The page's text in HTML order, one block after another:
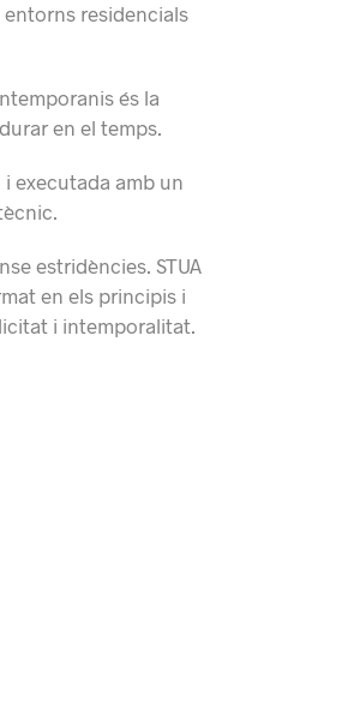
residencials
és la
en el temps.
executada amb un
estridències. STUA
en els principis i
i intemporalitat.